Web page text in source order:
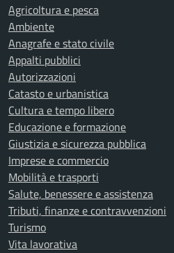
Agricoltura e pesca
Ambiente
Anagrafe e stato civile
Appalti pubblici
Autorizzazioni
Catasto e urbanistica
Cultura e tempo libero
Educazione e formazione
Giustizia e sicurezza pubblica
Imprese e commercio
Mobilità e trasporti
Salute, benessere e assistenza
Tributi, finanze e contravvenzioni
Turismo
Vita lavorativa